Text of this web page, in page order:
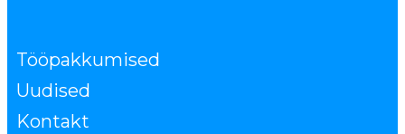
Tööpakkumised
Uudised
Kontakt